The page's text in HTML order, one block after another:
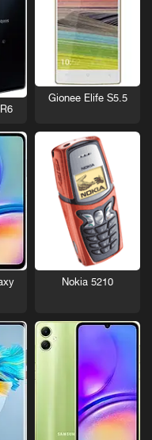
Gionee Elife S5.5
Nokia 5210